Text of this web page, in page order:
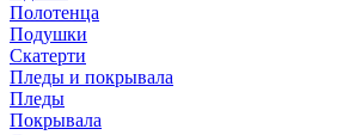
Полотенца
Подушки
Скатерти
Пледы и покрывала
Пледы
Покрывала